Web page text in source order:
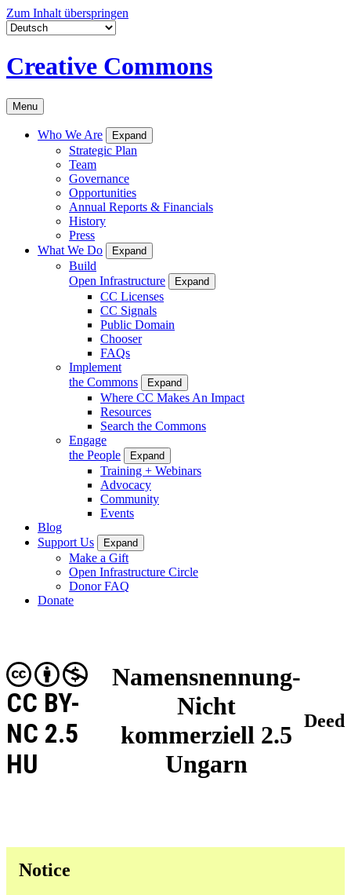
Zum Inhalt überspringen
Creative Commons
Menu
Who We Are Expand
Strategic Plan
Team
Governance
Opportunities
Annual Reports & Financials
History
Press
What We Do
Expand
Build
Open Infrastructure
Expand
CC Licenses
CC Signals
Public Domain
Chooser
FAQs
Implement
the Commons
Expand
Where CC Makes An Impact
Resources
Search the Commons
Engage
the People
Expand
Training + Webinars
Advocacy
Community
Events
Blog
Support Us
Expand
Make a Gift
Open Infrastructure Circle
Donor FAQ
Donate
Namensnennung-
Nicht
kommerziell 2.5
Ungarn
CC BY-
NC 2.5
HU
Deed
Notice